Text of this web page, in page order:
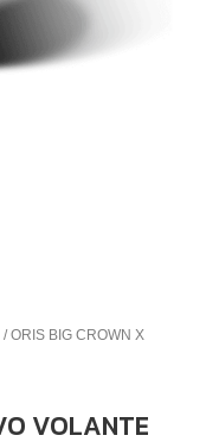
/ ORIS BIG CROWN X
VOLANTE